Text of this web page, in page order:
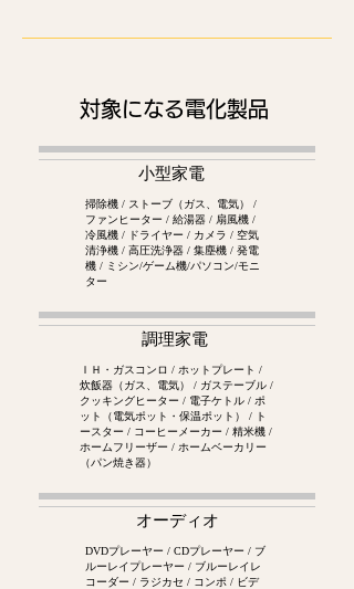
対象になる電化製品
小型家電
掃除機 / ストーブ（ガス、電気） /
ファンヒーター / 給湯器 / 扇風機 /
冷風機 / ドライヤー / カメラ / 空気
清浄機 / 高圧洗浄器 / 集塵機 / 発電
機 / ミシン/ゲーム機/パソコン/モニ
ター
調理家電
ＩＨ・ガスコンロ / ホットプレート /
炊飯器（ガス、電気） / ガステーブル /
クッキングヒーター / 電子ケトル / ポ
ット（電気ポット・保温ポット） / ト
ースター / コーヒーメーカー / 精米機 /
ホームフリーザー / ホームベーカリー
（パン焼き器）
オーディオ
DVDプレーヤー / CDプレーヤー / ブ
ルーレイプレーヤー / ブルーレイレ
コーダー / ラジカセ / コンポ / ビデ